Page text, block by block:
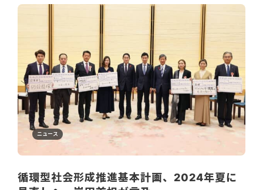
ニュース
循環型社会形成推進基本計画、2024年夏に